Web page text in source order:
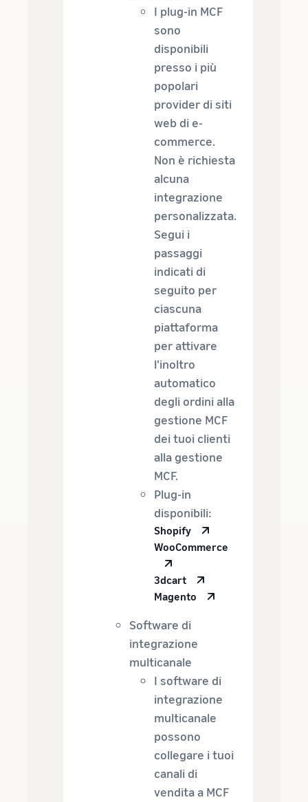
I plug-in MCF
sono
disponibili
presso i più
popolari
provider di siti
web di e-
commerce.
Non è richiesta
alcuna
integrazione
personalizzata.
Segui i
passaggi
indicati di
seguito per
ciascuna
piattaforma
per attivare
l'inoltro
automatico
degli ordini alla
gestione MCF
dei tuoi clienti
alla gestione
MCF.
Plug-in
disponibili:
Shopify
WooCommerce
3dcart
Magento
Software di
integrazione
multicanale
I software di
integrazione
multicanale
possono
collegare i tuoi
canali di
vendita a MCF